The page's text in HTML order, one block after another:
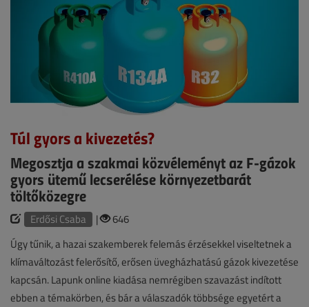
Túl gyors a kivezetés?
Megosztja a szakmai közvéleményt az F-gázok
gyors ütemű lecserélése környezetbarát
töltőközegre
Erdősi Csaba |
646
Úgy tűnik, a hazai szakemberek felemás érzésekkel viseltetnek a
klímaváltozást felerősítő, erősen üvegházhatású gázok kivezetése
kapcsán. Lapunk online kiadása nemrégiben szavazást indított
ebben a témakörben, és bár a válaszadók többsége egyetért a